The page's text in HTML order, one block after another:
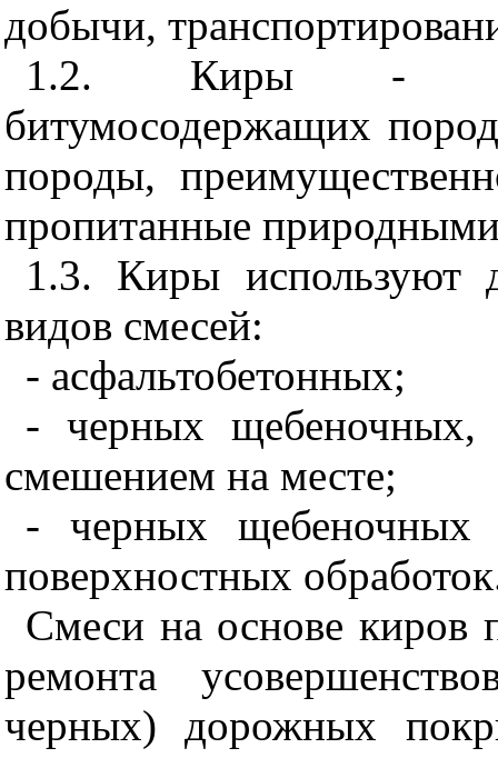
добычи,
1.2. Киры -
битумосодержащих
породы,
пропитанные
1.3. Киры используют
видов смесей:
- асфальтобетонных;
- черных щебеночных,
смешением на месте;
- черных щебеночных
поверхностных
Смеси на основе киров
ремонта
черных) дорожных